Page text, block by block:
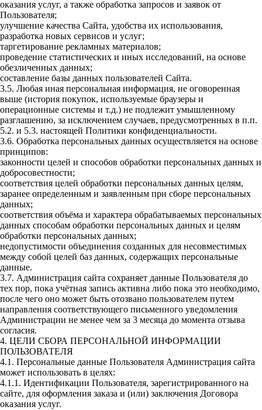
оказания услуг, а также обработка запросов и заявок от
Пользователя;
улучшение качества Сайта, удобства их использования,
разработка новых сервисов и услуг;
таргетирование рекламных материалов;
проведение статистических и иных исследований, на основе
обезличенных данных;
составление базы данных пользователей Сайта.
3.5. Любая иная персональная информация, не оговоренная
выше (история покупок, используемые браузеры и
операционные системы и т.д.) не подлежит умышленному
разглашению, за исключением случаев, предусмотренных в п.п.
5.2. и 5.3. настоящей Политики конфиденциальности.
3.6. Обработка персональных данных осуществляется на основе
принципов:
законности целей и способов обработки персональных данных и
добросовестности;
соответствия целей обработки персональных данных целям,
заранее определенным и заявленным при сборе персональных
данных;
соответствия объёма и характера обрабатываемых персональных
данных способам обработки персональных данных и целям
обработки персональных данных;
недопустимости объединения созданных для несовместимых
между собой целей баз данных, содержащих персональные
данные.
3.7. Администрация сайта сохраняет данные Пользователя до
тех пор, пока учётная запись активна либо пока это необходимо,
после чего оно может быть отозвано пользователем путем
направления соответствующего письменного уведомления
Администрации не менее чем за 3 месяца до момента отзыва
согласия.
4. ЦЕЛИ СБОРА ПЕРСОНАЛЬНОЙ ИНФОРМАЦИИ
ПОЛЬЗОВАТЕЛЯ
4.1. Персональные данные Пользователя Администрация сайта
может использовать в целях:
4.1.1. Идентификации Пользователя, зарегистрированного на
сайте, для оформления заказа и (или) заключения Договора
оказания услуг.